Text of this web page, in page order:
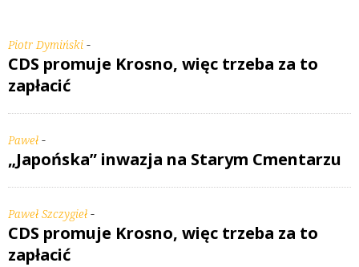
Piotr Dymiński -
CDS promuje Krosno, więc trzeba za to
zapłacić
Paweł -
„Japońska” inwazja na Starym Cmentarzu
Paweł Szczygieł -
CDS promuje Krosno, więc trzeba za to
zapłacić